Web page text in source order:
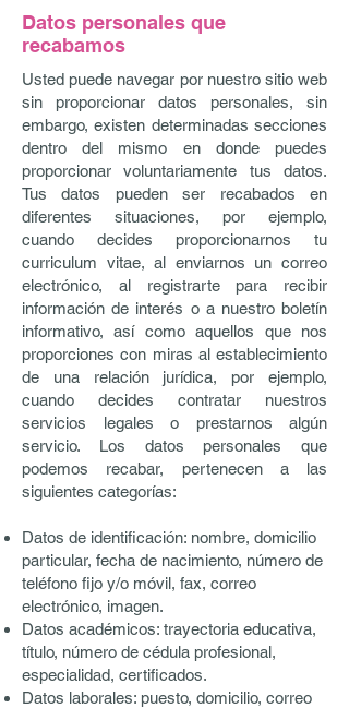
Datos personales que
recabamos
Usted puede navegar por nuestro sitio web
sin proporcionar datos personales, sin
embargo, existen determinadas secciones
dentro del mismo en donde puedes
proporcionar voluntariamente tus datos.
Tus datos pueden ser recabados en
diferentes situaciones, por ejemplo,
cuando decides proporcionarnos tu
curriculum vitae, al enviarnos un correo
electrónico, al registrarte para recibir
información de interés o a nuestro boletín
informativo, así como aquellos que nos
proporciones con miras al establecimiento
de una relación jurídica, por ejemplo,
cuando decides contratar nuestros
servicios legales o prestarnos algún
servicio. Los datos personales que
podemos recabar, pertenecen a las
siguientes categorías:
Datos de identificación: nombre, domicilio
particular, fecha de nacimiento, número de
teléfono fijo y/o móvil, fax, correo
electrónico, imagen.
Datos académicos: trayectoria educativa,
título, número de cédula profesional,
especialidad, certificados.
Datos laborales: puesto, domicilio, correo